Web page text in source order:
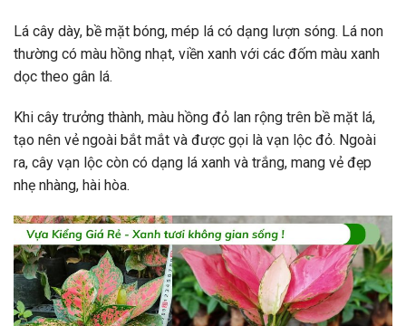
Lá cây dày, bề mặt bóng, mép lá có dạng lượn sóng. Lá non
thường có màu hồng nhạt, viền xanh với các đốm màu xanh
dọc theo gân lá.
Khi cây trưởng thành, màu hồng đỏ lan rộng trên bề mặt lá,
tạo nên vẻ ngoài bắt mắt và được gọi là vạn lộc đỏ. Ngoài
ra, cây vạn lộc còn có dạng lá xanh và trắng, mang vẻ đẹp
nhẹ nhàng, hài hòa.